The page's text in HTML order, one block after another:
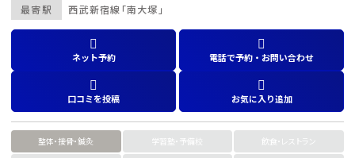
最寄駅 西武新宿線「南大塚」
ネット予約 電話で予約・お問い合わせ
口コミを投稿 お気に入り追加
整体・接骨・鍼灸 学習塾・予備校
飲食・レストラン